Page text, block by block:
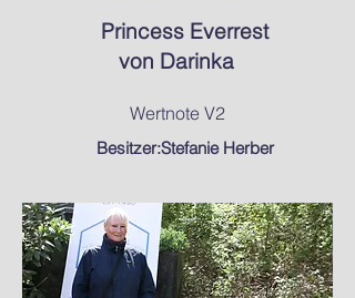
Princess Everrest
von Darinka
Wertnote V2
Besitzer:Stefanie Herber